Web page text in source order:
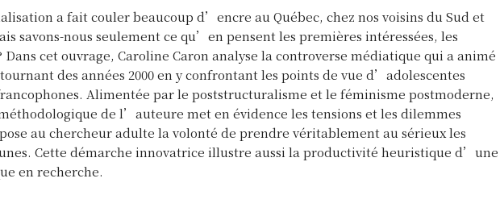
a fait couler beaucoup d’encre au Québec, chez nos voisins du Sud et
savons-nous seulement ce qu’en pensent les premières intéressées, les
Dans cet ouvrage, Caroline Caron analyse la controverse médiatique qui a animé
des années 2000 en y confrontant les points de vue d’adolescentes
Alimentée par le poststructuralisme et le féminisme postmoderne,
de l’auteure met en évidence les tensions et les dilemmes
au chercheur adulte la volonté de prendre véritablement au sérieux les
Cette démarche innovatrice illustre aussi la productivité heuristique d’une
en recherche.